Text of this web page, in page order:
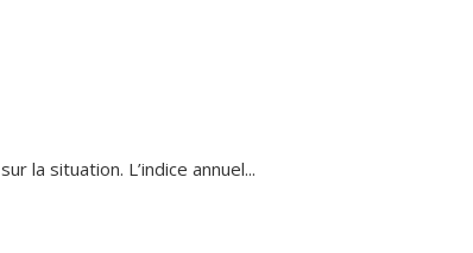
la situation. L’indice annuel...